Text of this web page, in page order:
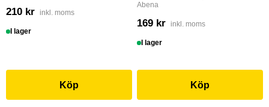
210 kr inkl. moms
I lager
Köp
Abena
169 kr inkl. moms
I lager
Köp